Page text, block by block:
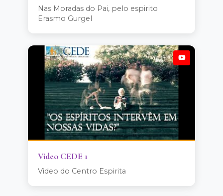
Nas Moradas do Pai, pelo espirito
Erasmo Gurgel
Video CEDE 1
Video do Centro Espirita